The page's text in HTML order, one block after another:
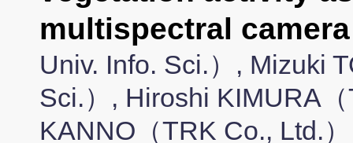
multispectral camera
Univ. Info. Sci.）, Mizuki
Sci.）, Hiroshi KIMURA
KANNO（TRK Co., Ltd.